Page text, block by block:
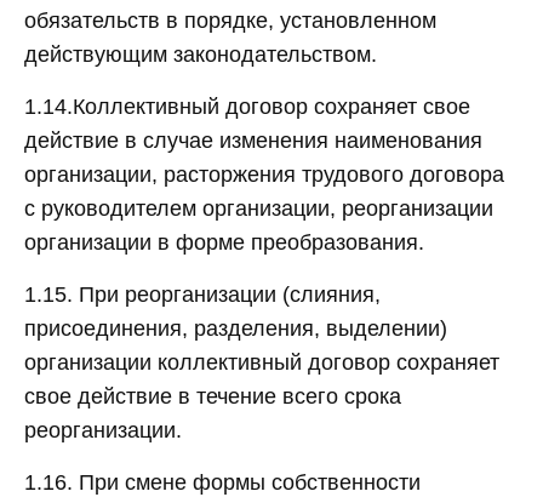
обязательств в порядке, установленном
действующим законодательством.
1.14.Коллективный договор сохраняет свое
действие в случае изменения наименования
организации, расторжения трудового договора
с руководителем организации, реорганизации
организации в форме преобразования.
1.15. При реорганизации (слияния,
присоединения, разделения, выделении)
организации коллективный договор сохраняет
свое действие в течение всего срока
реорганизации.
1.16. При смене формы собственности